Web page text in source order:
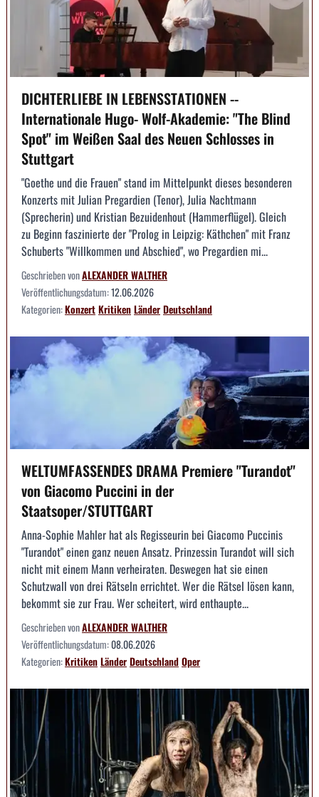
DICHTERLIEBE IN LEBENSSTATIONEN --
Internationale Hugo- Wolf-Akademie: "The Blind
Spot" im Weißen Saal des Neuen Schlosses in
Stuttgart
"Goethe und die Frauen" stand im Mittelpunkt dieses besonderen
Konzerts mit Julian Pregardien (Tenor), Julia Nachtmann
(Sprecherin) und Kristian Bezuidenhout (Hammerflügel). Gleich
zu Beginn faszinierte der "Prolog in Leipzig: Käthchen" mit Franz
Schuberts "Willkommen und Abschied", wo Pregardien mi...
Geschrieben vonALEXANDER WALTHER
Veröffentlichungsdatum:12.06.2026
Kategorien:KonzertKritikenLänderDeutschland
WELTUMFASSENDES DRAMA Premiere "Turandot"
von Giacomo Puccini in der
Staatsoper/STUTTGART
Anna-Sophie Mahler hat als Regisseurin bei Giacomo Puccinis
"Turandot" einen ganz neuen Ansatz. Prinzessin Turandot will sich
nicht mit einem Mann verheiraten. Deswegen hat sie einen
Schutzwall von drei Rätseln errichtet. Wer die Rätsel lösen kann,
bekommt sie zur Frau. Wer scheitert, wird enthaupte...
Geschrieben vonALEXANDER WALTHER
Veröffentlichungsdatum:08.06.2026
Kategorien:KritikenLänderDeutschlandOper